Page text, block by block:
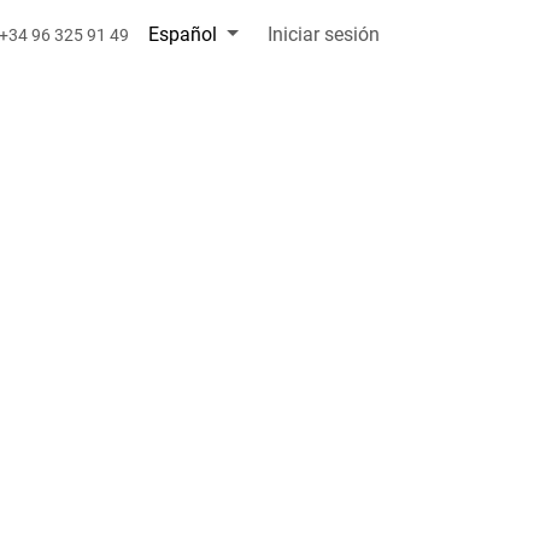
+34 96 325 91 49 Español Iniciar sesión